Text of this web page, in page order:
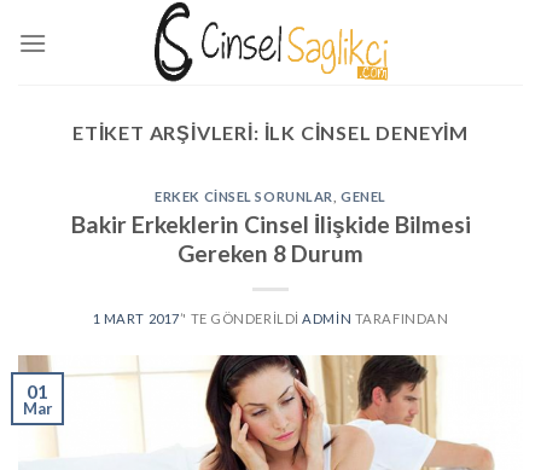
ETIKET ARŞIVLERI: ILK CINSEL DENEYIM
ERKEK CINSEL SORUNLAR ,GENEL
Bakir Erkeklerin Cinsel İlişkide Bilmesi
Gereken 8 Durum
1 MART 2017’' TE GÖNDERILDI ADMIN TARAFINDAN
01
Mar